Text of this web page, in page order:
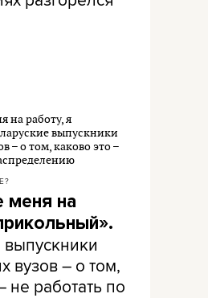
меня на
вузов – о том,
не работать по